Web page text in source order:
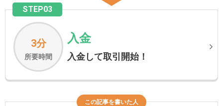
STEP03
3分
所要時間
入金
入金して取引開始！
この記事を書いた人